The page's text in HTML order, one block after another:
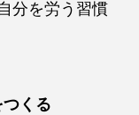
分を労う習慣
くる